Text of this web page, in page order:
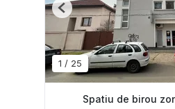
1 / 25
Previous
Spatiu de birou